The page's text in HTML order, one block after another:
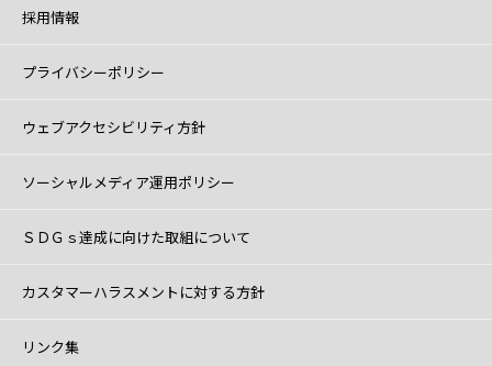
採用情報
プライバシーポリシー
ウェブアクセシビリティ方針
ソーシャルメディア運用ポリシー
ＳＤＧｓ達成に向けた取組について
カスタマーハラスメントに対する方針
リンク集